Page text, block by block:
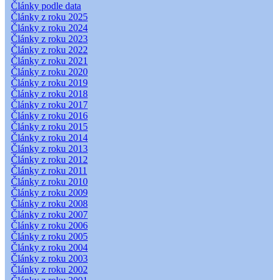
Články podle data
Články z roku 2025
Články z roku 2024
Články z roku 2023
Články z roku 2022
Články z roku 2021
Články z roku 2020
Články z roku 2019
Články z roku 2018
Články z roku 2017
Články z roku 2016
Články z roku 2015
Články z roku 2014
Články z roku 2013
Články z roku 2012
Články z roku 2011
Články z roku 2010
Články z roku 2009
Články z roku 2008
Články z roku 2007
Články z roku 2006
Články z roku 2005
Články z roku 2004
Články z roku 2003
Články z roku 2002